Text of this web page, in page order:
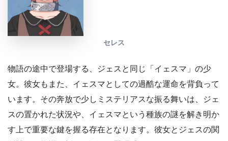
セレス
物語の途中で登場する、ジェスと同じ「イェスマ」の少
女。彼女もまた、イェスマとしての過酷な運命を背負って
います。その奔放で少しミステリアスな振る舞いは、ジェ
スの置かれた状況や、イェスマという種族の謎を解き明か
す上で重要な鍵を握る存在となります。彼女とジェスの関